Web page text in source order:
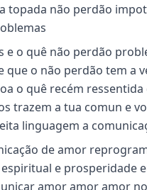
topada não perdão
o quê não perdão
que o não perdão tem a
o quê recém
trazem a tua comun e
linguagem a
de amor
e prosperidade
amor amor amor